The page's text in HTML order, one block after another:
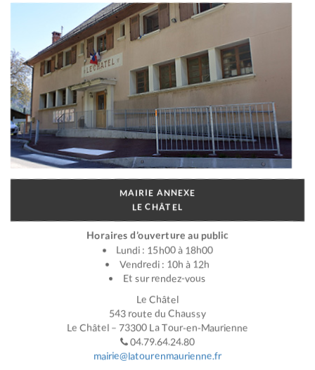
MAIRIE ANNEXE
LE CHÂTEL
Horaires d’ouverture au public
Lundi : 15h00 à 18h00
Vendredi : 10h à 12h
Et sur rendez-vous
Le Châtel
543 route du Chaussy
Le Châtel – 73300 La Tour-en-Maurienne
04.79.64.24.80
mairie@latourenmaurienne.fr